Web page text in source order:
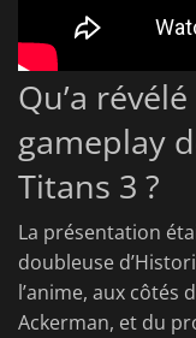
Qu’a
gameplay
Titans 3 ?
La présentation
doubleuse
l’anime, aux côtés
Ackerman, et du